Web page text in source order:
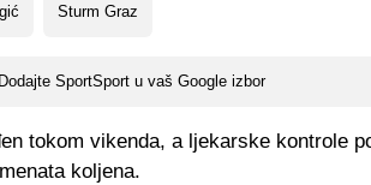
Sturm Graz
Dodajte SportSport u vaš Google izbor
tokom vikenda, a ljekarske kontrole
koljena.